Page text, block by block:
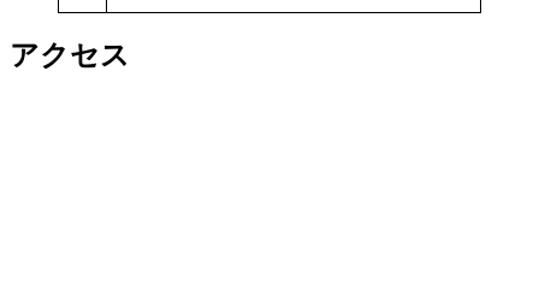
アクセス